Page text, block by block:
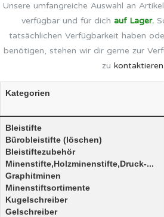
Unsere umfangreiche Auswahl an
verfügbar und für dich auf Lager.
tatsächlichen Verfügbarkeit haben
benötigen, stehen wir dir gerne zur
zu kontaktieren.
Kategorien
Bleistifte
Bürobleistifte (löschen)
Bleistiftezubehör
Minenstifte,Holzminenstifte,Druck-...
Graphitminen
Minenstiftsortimente
Kugelschreiber
Gelschreiber